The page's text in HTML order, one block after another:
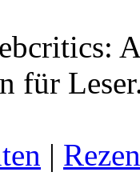
für
|